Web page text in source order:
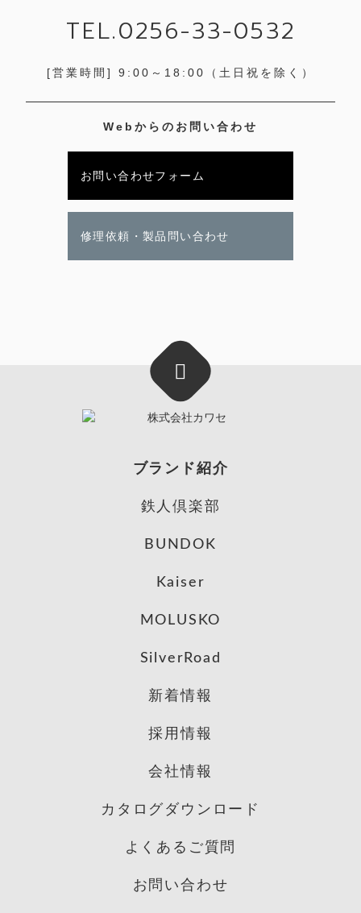
TEL.0256-33-0532
[営業時間] 9:00～18:00 （土日祝を除く）
Webからのお問い合わせ
お問い合わせフォーム
修理依頼・製品問い合わせ
ブランド紹介
鉄人倶楽部
BUNDOK
Kaiser
MOLUSKO
SilverRoad
新着情報
採用情報
会社情報
カタログダウンロード
よくあるご質問
お問い合わせ